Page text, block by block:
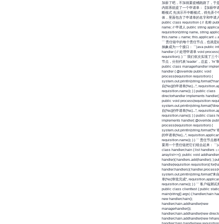
加薪了吧，不加就要提桶跑路了，于
内部系统提了一个申请单：【加薪申
断模式 先演示不中断模式，得先弄个
体，里面包含了申请单的名字和申请
public class requisition { // 名称
name; // 申请人 public string
requisition(string name, string
this.name = name; this.applicant =
``` 责任链中的每个责任节点，也就是
抽象成为一个接口： ```java public
handler { // 处理申请单 void
requisition); } ``` 我们依次实现了三个
节点，分别代表`leader`，总监，`hr`
public class managerhandler
handler { @override public void
process(requisition requisition) {
自[%s]的申请单[%s]...",
requisition.name)); } } public class
directorhandler implements handler{
public void process(requisition
自[%s]的申请单[%s]...",
requisition.name)); } } public class
implements handler{ @override
process(requisition requisition) {
system.out.println(string.format("hr
的申请单[%s]...",
requisition.name)); } } ``` 责任节点都
要用一个责任链把它们组合起来：
class handlerchain { list handlers =
arraylist<>(); public void
handler){ handlers.add(handler); }
handle(requisition requisition){
handler:handlers){
system.out.println(string.format("来
单[%s]审批完成",
requisition.name)); } } ``` 客户端测试
public class clienttest { public
main(string[] args) { handlerchain
new handlerchain();
handlerchain.addhandler(new
managerhandler());
handlerchain.addhandler(new
handlerchain.addhandler(new
handlerchain.handle(new